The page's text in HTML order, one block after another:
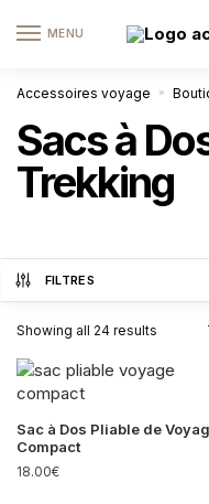
MENU
Accessoires voyage »
Sacs à
Trekking
FILTRES
Showing all 24 results
Sac à Dos Pliable de
Compact
18.00€